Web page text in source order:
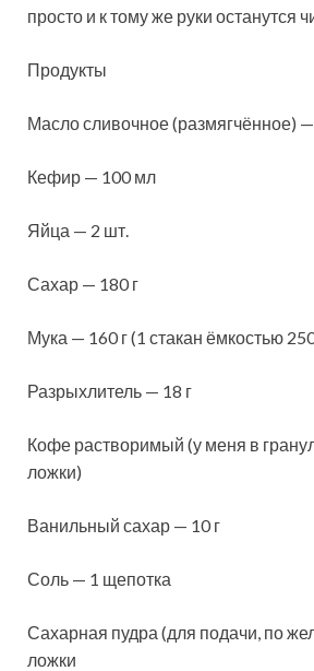
просто и к тому же руки останутся
Продукты
Масло сливочное (размягчённое) —
Кефир — 100 мл
Яйца — 2 шт.
Сахар — 180 г
Мука — 160 г (1 стакан ёмкостью
Разрыхлитель — 18 г
Кофе растворимый (у меня в
ложки)
Ванильный сахар — 10 г
Соль — 1 щепотка
Сахарная пудра (для подачи, по
ложки